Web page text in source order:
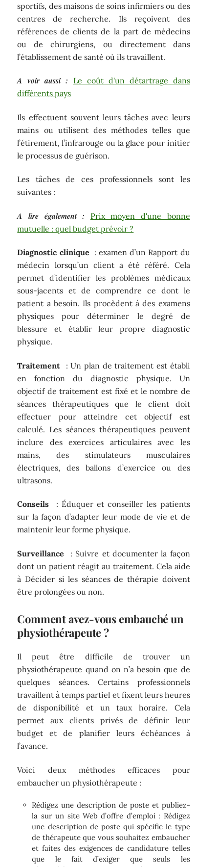
sportifs, des maisons de soins infirmiers ou des
centres de recherche. Ils reçoivent des
références de clients de la part de médecins
ou de chirurgiens, ou directement dans
l’établissement de santé où ils travaillent.
A voir aussi :
Le coût d'un détartrage dans
différents pays
Ils effectuent souvent leurs tâches avec leurs
mains ou utilisent des méthodes telles que
l’étirement, l’infrarouge ou la glace pour initier
le processus de guérison.
Les tâches de ces professionnels sont les
suivantes :
A lire également :
Prix moyen d'une bonne
mutuelle : quel budget prévoir ?
Diagnostic clinique : examen d’un Rapport du
médecin lorsqu’un client a été référé. Cela
permet d’identifier les problèmes médicaux
sous-jacents et de comprendre ce dont le
patient a besoin. Ils procèdent à des examens
physiques pour déterminer le degré de
blessure et établir leur propre diagnostic
physique.
Traitement : Un plan de traitement est établi
en fonction du diagnostic physique. Un
objectif de traitement est fixé et le nombre de
séances thérapeutiques que le client doit
effectuer pour atteindre cet objectif est
calculé. Les séances thérapeutiques peuvent
inclure des exercices articulaires avec les
mains, des stimulateurs musculaires
électriques, des ballons d’exercice ou des
ultrasons.
Conseils : Éduquer et conseiller les patients
sur la façon d’adapter leur mode de vie et de
maintenir leur forme physique.
Surveillance : Suivre et documenter la façon
dont un patient réagit au traitement. Cela aide
à Décider si les séances de thérapie doivent
être prolongées ou non.
Comment avez-vous embauché un
physiothérapeute ?
Il peut être difficile de trouver un
physiothérapeute quand on n’a besoin que de
quelques séances. Certains professionnels
travaillent à temps partiel et fixent leurs heures
de disponibilité et un taux horaire. Cela
permet aux clients privés de définir leur
budget et de planifier leurs échéances à
l’avance.
Voici deux méthodes efficaces pour
embaucher un physiothérapeute :
Rédigez une description de poste et publiez-
la sur un site Web d’offre d’emploi : Rédigez
une description de poste qui spécifie le type
de thérapeute que vous souhaitez embaucher
et faites des exigences de candidature telles
que le fait d’exiger que seuls les